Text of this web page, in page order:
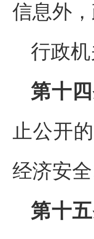
信息外
行政
第十
止公开
经济安
第十